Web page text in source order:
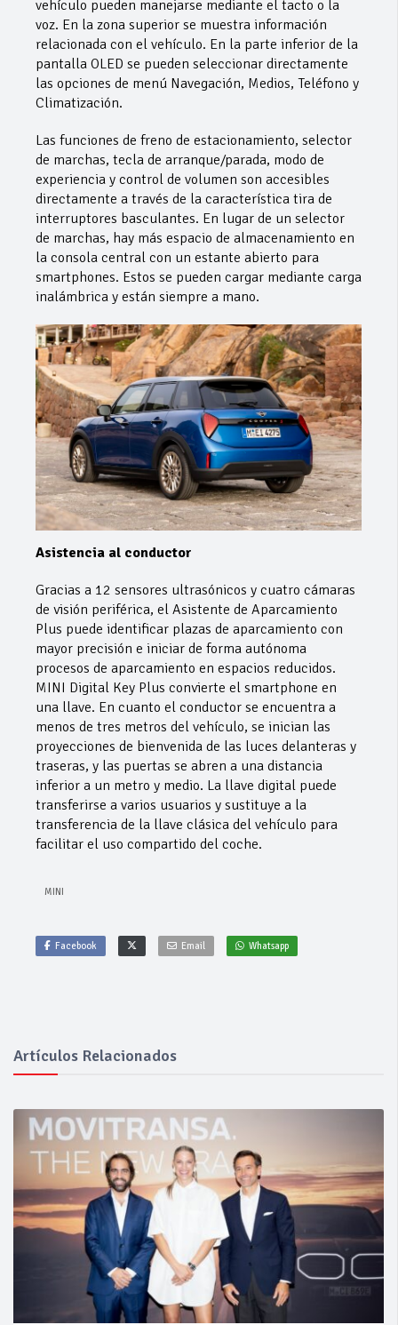
vehículo pueden manejarse mediante el tacto o la
voz. En la zona superior se muestra información
relacionada con el vehículo. En la parte inferior de la
pantalla OLED se pueden seleccionar directamente
las opciones de menú Navegación, Medios, Teléfono y
Climatización.
Las funciones de freno de estacionamiento, selector
de marchas, tecla de arranque/parada, modo de
experiencia y control de volumen son accesibles
directamente a través de la característica tira de
interruptores basculantes. En lugar de un selector
de marchas, hay más espacio de almacenamiento en
la consola central con un estante abierto para
smartphones. Estos se pueden cargar mediante carga
inalámbrica y están siempre a mano.
Asistencia al conductor
Gracias a 12 sensores ultrasónicos y cuatro cámaras
de visión periférica, el Asistente de Aparcamiento
Plus puede identificar plazas de aparcamiento con
mayor precisión e iniciar de forma autónoma
procesos de aparcamiento en espacios reducidos.
MINI Digital Key Plus convierte el smartphone en
una llave. En cuanto el conductor se encuentra a
menos de tres metros del vehículo, se inician las
proyecciones de bienvenida de las luces delanteras y
traseras, y las puertas se abren a una distancia
inferior a un metro y medio. La llave digital puede
transferirse a varios usuarios y sustituye a la
transferencia de la llave clásica del vehículo para
facilitar el uso compartido del coche.
MINI
Facebook Email Whatsapp
Artículos Relacionados